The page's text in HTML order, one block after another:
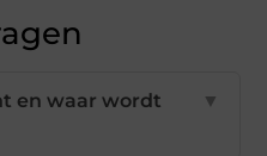
en waar wordt
▼